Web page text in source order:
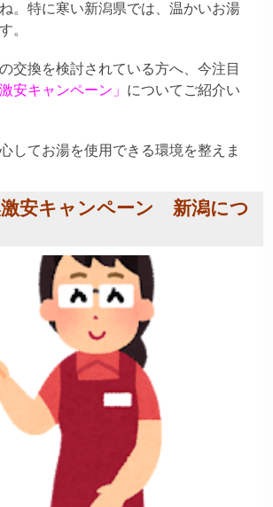
。特に寒い新潟県では、温かいお湯
。
交換を検討されている方へ、今注目
安キャンペーン」 についてご紹介い
してお湯を使用できる環境を整えま
激安キャンペーン 新潟につ